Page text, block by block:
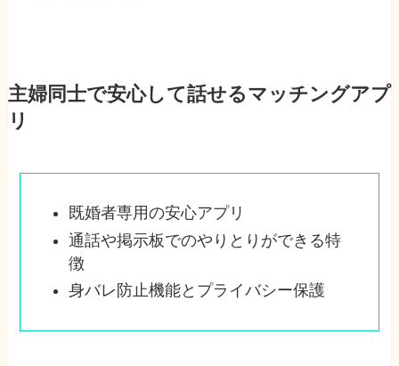
主婦同士で安心して話せるマッチングアプ
リ
既婚者専用の安心アプリ
通話や掲示板でのやりとりができる特
徴
身バレ防止機能とプライバシー保護